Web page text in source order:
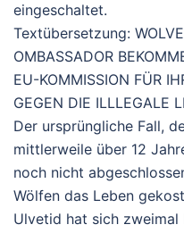
eingeschaltet.
Textübersetzung:
OMBASSADOR
EU-KOMMISSION FÜR
GEGEN DIE ILLLEGALE
Der ursprüngliche Fall,
mittlerweile über 12
noch nicht
Wölfen das Leben
Ulvetid hat sich